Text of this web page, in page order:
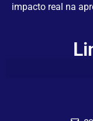
impacto real na